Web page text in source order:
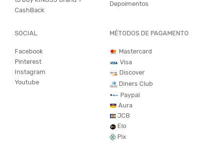
CashBack
Depoimentos
SOCIAL
Facebook
Pinterest
Instagram
Youtube
MÉTODOS DE PAGAMENTO
Mastercard
Visa
Discover
Diners Club
Paypal
Aura
JCB
Elo
Pix